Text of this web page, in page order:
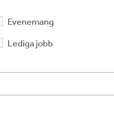
Evenemang
Lediga jobb